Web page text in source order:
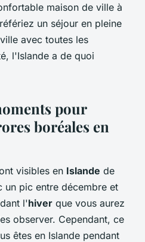
maison de ville à
un séjour en pleine
avec toutes les
l'Islande a de quoi
pour
boréales en
visibles en Islande de
un pic entre décembre et
l'hiver que vous aurez
observer. Cependant, ce
êtes en Islande pendant